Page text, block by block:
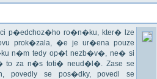
p�edchoz�ho ro�n�ku, kter� lze
prok�zala, �e je ur�ena pouze
n�m tedy op�t nezb�v�, ne� si
to za n�s toti� neud�l�. Zase se
povedly se pos�dky, povedl se